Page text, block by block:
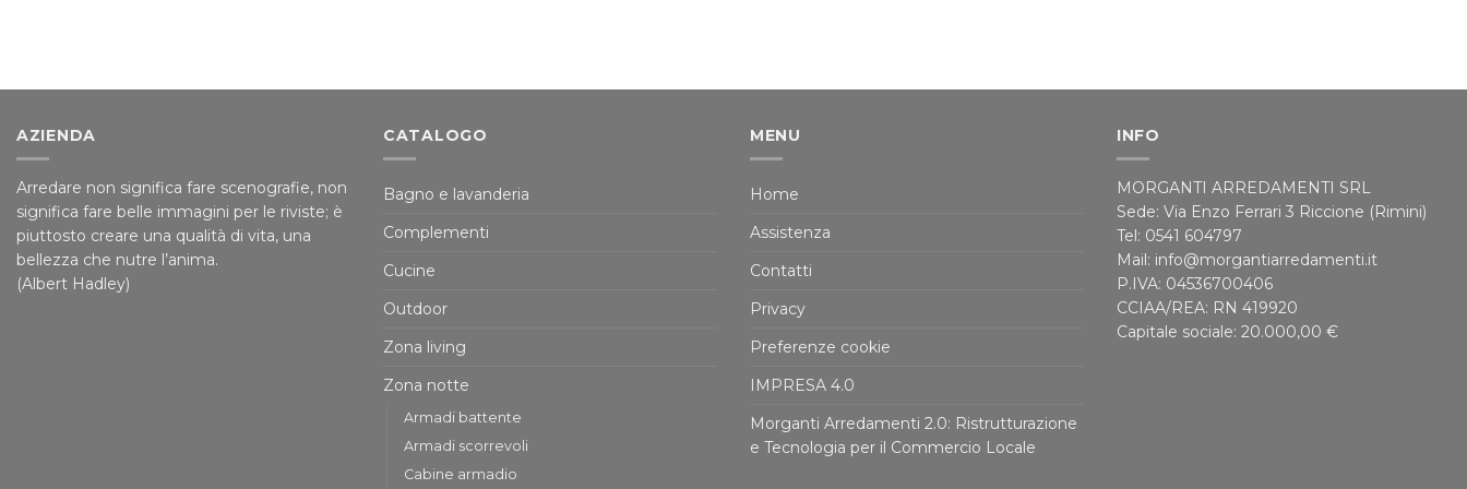
AZIENDA
Arredare non significa fare scenografie, non
significa fare belle immagini per le riviste; è
piuttosto creare una qualità di vita, una
bellezza che nutre l’anima.
(Albert Hadley)
CATALOGO
Bagno e lavanderia
Complementi
Cucine
Outdoor
Zona living
Zona notte
Armadi battente
Armadi scorrevoli
Cabine armadio
MENU
Home
Assistenza
Contatti
Privacy
Preferenze cookie
IMPRESA 4.0
Morganti Arredamenti 2.0: Ristrutturazione
e Tecnologia per il Commercio Locale
INFO
MORGANTI ARREDAMENTI SRL
Sede: Via Enzo Ferrari 3 Riccione (Rimini)
Tel: 0541 604797
Mail: info@morgantiarredamenti.it
P.IVA: 04536700406
CCIAA/REA: RN 419920
Capitale sociale: 20.000,00 €